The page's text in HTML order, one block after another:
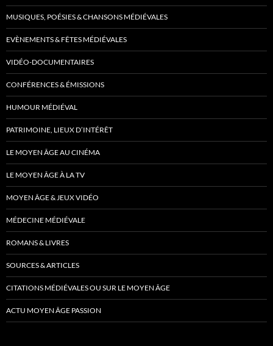
MUSIQUES, POÉSIES & CHANSONS MÉDIÉVALES
EVÈNEMENTS & FÊTES MÉDIÉVALES
VIDÉO-DOCUMENTAIRES
CONFÉRENCES & ÉMISSIONS
HUMOUR MÉDIÉVAL
PATRIMOINE, LIEUX D’INTÉRÊT
LE MOYEN ÂGE AU CINÉMA
LE MOYEN ÂGE À LA TV
MOYEN ÂGE & JEUX VIDÉO
MÉDECINE MÉDIÉVALE
ROMANS & LIVRES
SOURCES & ARTICLES
CITATIONS MÉDIÉVALES OU SUR LE MOYEN ÂGE
ACTU MOYEN ÂGE PASSION